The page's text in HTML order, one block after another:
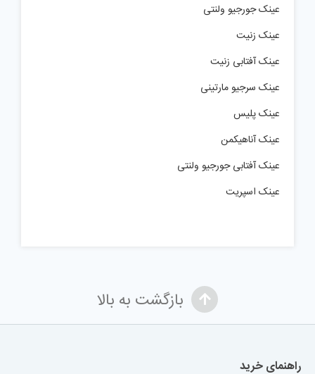
عینک جورجیو ولنتی
عینک زنیت
عینک آفتابی زنیت
عینک سرجیو مارتینی
عینک پلیس
عینک آناهیکمن
عینک آفتابی جورجیو ولنتی
عینک اسپریت
بازگشت به بالا
راهنمای خرید